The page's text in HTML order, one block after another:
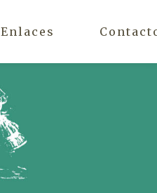
Enlaces